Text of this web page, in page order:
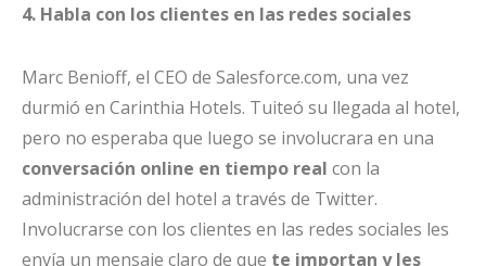
4. Habla con los clientes en las redes sociales
Marc Benioff, el CEO de Salesforce.com, una vez
durmió en Carinthia Hotels. Tuiteó su llegada al hotel,
pero no esperaba que luego se involucrara en una
conversación online en tiempo real con la
administración del hotel a través de Twitter.
Involucrarse con los clientes en las redes sociales les
envía un mensaje claro de que te importan y les